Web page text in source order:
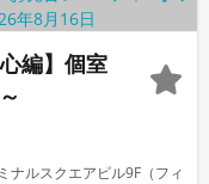
編】個室
ナルスクエアビル9F（フィ